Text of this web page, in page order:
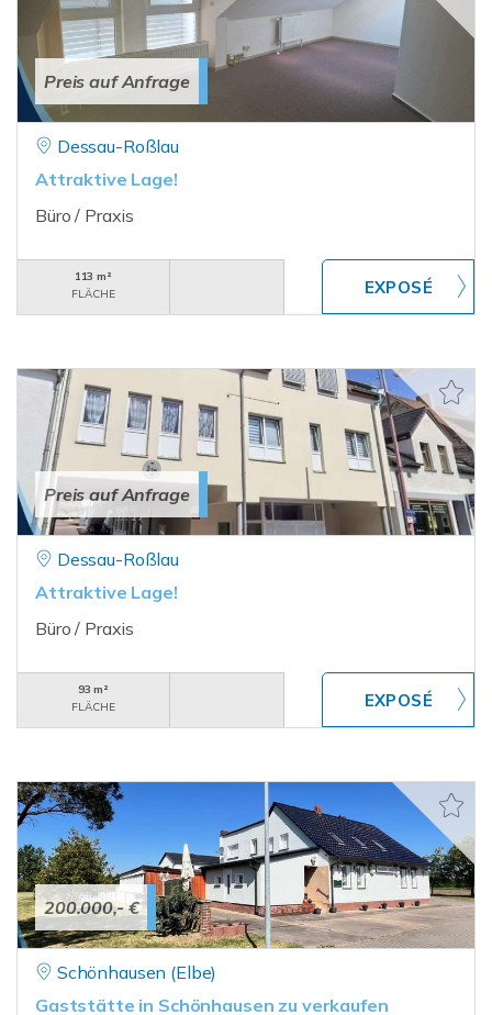
Preis auf Anfrage
Dessau-Roßlau
Attraktive Lage!
Büro / Praxis
113 m²
FLÄCHE
Preis auf Anfrage
Dessau-Roßlau
Attraktive Lage!
Büro / Praxis
93 m²
FLÄCHE
200.000,- €
Schönhausen (Elbe)
Gaststätte in Schönhausen zu verkaufen